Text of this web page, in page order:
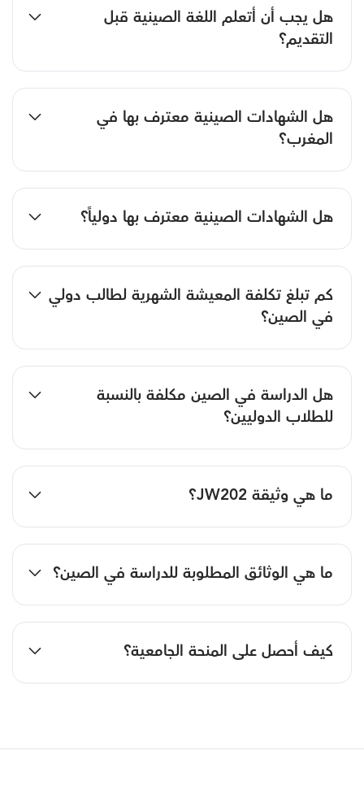
هل يجب أن أتعلم اللغة الصينية قبل
التقديم؟
هل الشهادات الصينية معترف بها في
المغرب؟
هل الشهادات الصينية معترف بها دولياً؟
كم تبلغ تكلفة المعيشة الشهرية لطالب دولي
في الصين؟
هل الدراسة في الصين مكلفة بالنسبة
للطلاب الدوليين؟
ما هي وثيقة JW202؟
ما هي الوثائق المطلوبة للدراسة في الصين؟
كيف أحصل على المنحة الجامعية؟